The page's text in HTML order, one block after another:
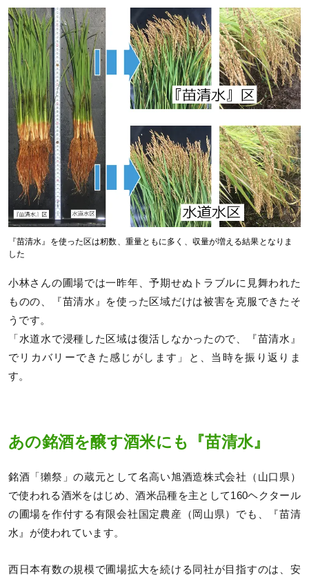
『苗清水』を使った区は籾数、重量ともに多く、収量が増える結果となりま
した
小林さんの圃場では一昨年、予期せぬトラブルに見舞われた
ものの、『苗清水』を使った区域だけは被害を克服できたそ
うです。
「水道水で浸種した区域は復活しなかったので、『苗清水』
でリカバリーできた感じがします」と、当時を振り返りま
す。
あの銘酒を醸す酒米にも『苗清水』
銘酒「獺祭」の蔵元として名高い旭酒造株式会社（山口県）
で使われる酒米をはじめ、酒米品種を主として160ヘクタール
の圃場を作付する有限会社国定農産（岡山県）でも、『苗清
水』が使われています。
西日本有数の規模で圃場拡大を続ける同社が目指すのは、安